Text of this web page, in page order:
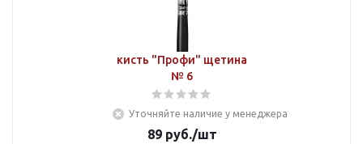
кисть "Профи" щетина
№ 6
Уточняйте наличие у менеджера
89руб./шт